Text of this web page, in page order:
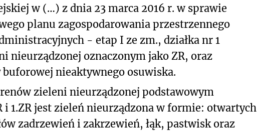
w (…) z dnia 23 marca 2016 r. w sprawie
planu zagospodarowania przestrzennego
- etap I ze zm., działka nr 1
nieurządzonej oznaczonym jako ZR, oraz
nieaktywnego osuwiska.
zieleni nieurządzonej podstawowym
i 1.ZR jest zieleń nieurządzona w formie: otwartych
zadrzewień i zakrzewień, łąk, pastwisk oraz